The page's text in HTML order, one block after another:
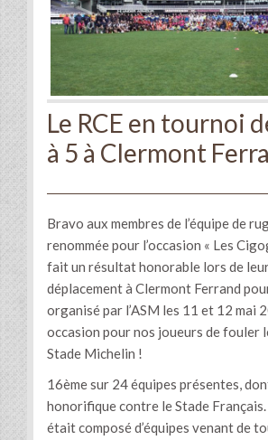
Le RCE en tournoi
à 5 à Clermont
Bravo aux membres de l’équipe de
renommée pour l’occasion « Les
fait un résultat honorable lors de
déplacement à Clermont Ferrand
organisé par l’ASM les 11 et 12 mai
occasion pour nos joueurs de fouler
Stade Michelin !
16ème sur 24 équipes présentes,
honorifique contre le Stade
était composé d’équipes venant de